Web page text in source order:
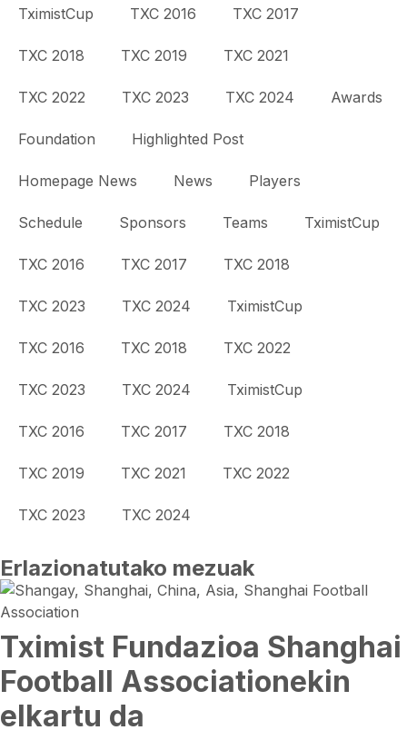
TximistCup TXC 2016 TXC 2017
TXC 2018 TXC 2019 TXC 2021
TXC 2022 TXC 2023 TXC 2024 Awards
Foundation Highlighted Post
Homepage News News Players
Schedule Sponsors Teams TximistCup
TXC 2016 TXC 2017 TXC 2018
TXC 2023 TXC 2024 TximistCup
TXC 2016 TXC 2018 TXC 2022
TXC 2023 TXC 2024 TximistCup
TXC 2016 TXC 2017 TXC 2018
TXC 2019 TXC 2021 TXC 2022
TXC 2023 TXC 2024
Erlazionatutako mezuak
Tximist Fundazioa Shanghai
Football Associationekin
elkartu da